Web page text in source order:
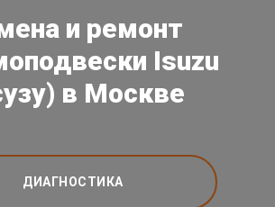
и ремонт
Isuzu
в Москве
ДИАГНОСТИКА